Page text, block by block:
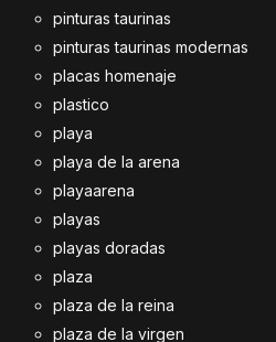
pinturas taurinas
pinturas taurinas modernas
placas homenaje
plastico
playa
playa de la arena
playaarena
playas
playas doradas
plaza
plaza de la reina
plaza de la virgen